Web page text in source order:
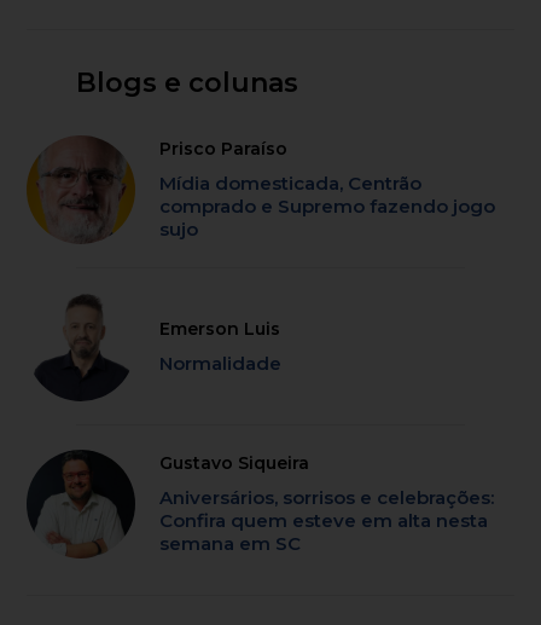
Blogs e colunas
Prisco Paraíso
Mídia domesticada, Centrão
comprado e Supremo fazendo jogo
sujo
Emerson Luis
Normalidade
Gustavo Siqueira
Aniversários, sorrisos e celebrações:
Confira quem esteve em alta nesta
semana em SC